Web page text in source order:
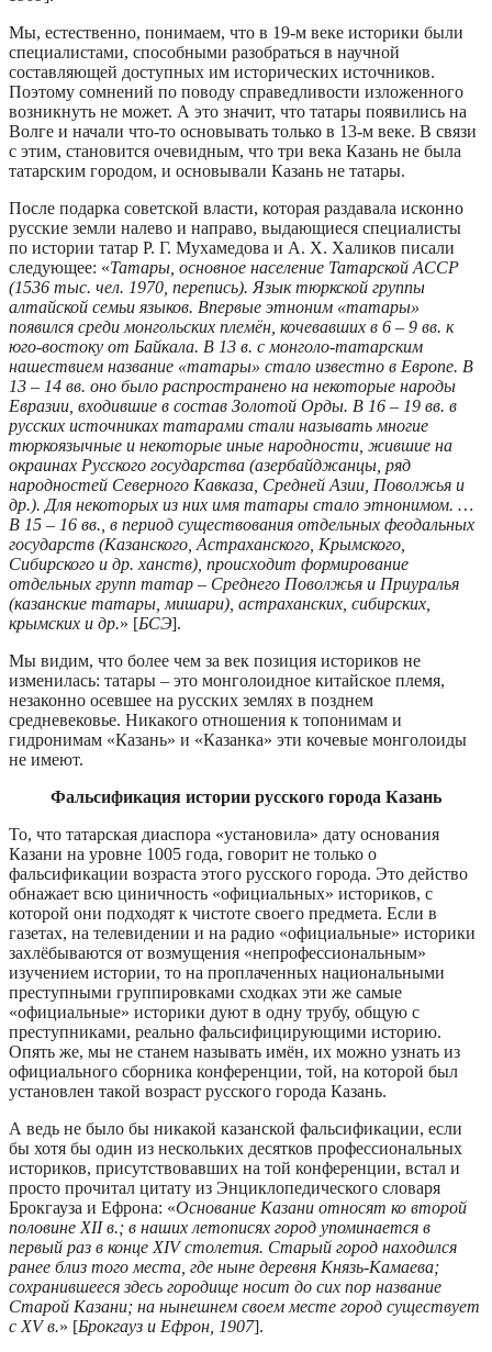
Мы, естественно, понимаем, что в 19-м веке историки были
специалистами, способными разобраться в научной
составляющей доступных им исторических источников.
Поэтому сомнений по поводу справедливости изложенного
возникнуть не может. А это значит, что татары появились на
Волге и начали что-то основывать только в 13-м веке. В связи
с этим, становится очевидным, что три века Казань не была
татарским городом, и основывали Казань не татары.
После подарка советской власти, которая раздавала исконно
русские земли налево и направо, выдающиеся специалисты
по истории татар Р. Г. Мухамедова и А. Х. Халиков писали
следующее: «Татары, основное население Татарской АССР
(1536 тыс. чел. 1970, перепись). Язык тюркской группы
алтайской семьи языков. Впервые этноним «татары»
появился среди монгольских племён, кочевавших в 6 – 9 вв. к
юго-востоку от Байкала. В 13 в. с монголо-татарским
нашествием название «татары» стало известно в Европе. В
13 – 14 вв. оно было распространено на некоторые народы
Евразии, входившие в состав Золотой Орды. В 16 – 19 вв. в
русских источниках татарами стали называть многие
тюркоязычные и некоторые иные народности, жившие на
окраинах Русского государства (азербайджанцы, ряд
народностей Северного Кавказа, Средней Азии, Поволжья и
др.). Для некоторых из них имя татары стало этнонимом. …
В 15 – 16 вв., в период существования отдельных феодальных
государств (Казанского, Астраханского, Крымского,
Сибирского и др. ханств), происходит формирование
отдельных групп татар – Среднего Поволжья и Приуралья
(казанские татары, мишари), астраханских, сибирских,
крымских и др.» [БСЭ].
Мы видим, что более чем за век позиция историков не
изменилась: татары – это монголоидное китайское племя,
незаконно осевшее на русских землях в позднем
средневековье. Никакого отношения к топонимам и
гидронимам «Казань» и «Казанка» эти кочевые монголоиды
не имеют.
Фальсификация истории русского города Казань
То, что татарская диаспора «установила» дату основания
Казани на уровне 1005 года, говорит не только о
фальсификации возраста этого русского города. Это действо
обнажает всю циничность «официальных» историков, с
которой они подходят к чистоте своего предмета. Если в
газетах, на телевидении и на радио «официальные» историки
захлёбываются от возмущения «непрофессиональным»
изучением истории, то на проплаченных национальными
преступными группировками сходках эти же самые
«официальные» историки дуют в одну трубу, общую с
преступниками, реально фальсифицирующими историю.
Опять же, мы не станем называть имён, их можно узнать из
официального сборника конференции, той, на которой был
установлен такой возраст русского города Казань.
А ведь не было бы никакой казанской фальсификации, если
бы хотя бы один из нескольких десятков профессиональных
историков, присутствовавших на той конференции, встал и
просто прочитал цитату из Энциклопедического словаря
Брокгауза и Ефрона: «Основание Казани относят ко второй
половине XII в.; в наших летописях город упоминается в
первый раз в конце XIV столетия. Старый город находился
ранее близ того места, где ныне деревня Князь-Камаева;
сохранившееся здесь городище носит до сих пор название
Старой Казани; на нынешнем своем месте город существует
с XV в.» [Брокгауз и Ефрон, 1907].